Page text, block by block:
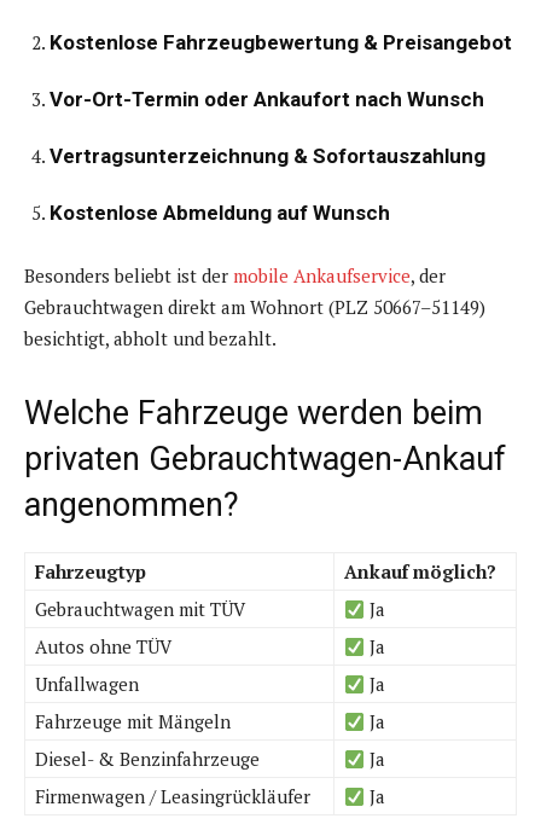
Kostenlose Fahrzeugbewertung & Preisangebot
Vor-Ort-Termin oder Ankaufort nach Wunsch
Vertragsunterzeichnung & Sofortauszahlung
Kostenlose Abmeldung auf Wunsch
Besonders beliebt ist der mobile Ankaufservice, der
Gebrauchtwagen direkt am Wohnort (PLZ 50667–51149)
besichtigt, abholt und bezahlt.
Welche Fahrzeuge werden beim
privaten Gebrauchtwagen-Ankauf
angenommen?
Fahrzeugtyp
Ankauf möglich?
Gebrauchtwagen mit TÜV
Ja
Autos ohne TÜV
Ja
Unfallwagen
Ja
Fahrzeuge mit Mängeln
Ja
Diesel- & Benzinfahrzeuge
Ja
Firmenwagen / Leasingrückläufer
Ja